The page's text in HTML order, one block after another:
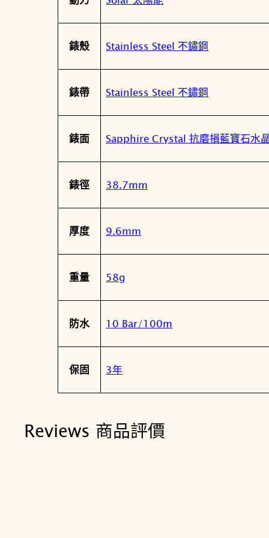
錶殼 Stainless Steel 不鏽鋼
錶帶 Stainless Steel 不鏽鋼
錶面 Sapphire Crystal 抗磨損藍寶石水
錶徑 38.7mm
厚度 9.6mm
重量 58g
防水 10 Bar/100m
保固 3年
Reviews 商品評價